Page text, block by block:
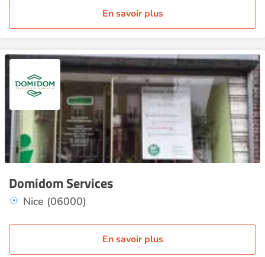
En savoir plus
Domidom Services
Nice (06000)
En savoir plus